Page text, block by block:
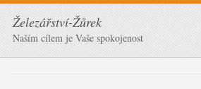
Železářství-Žůrek
Naším cílem je Vaše spokojenost